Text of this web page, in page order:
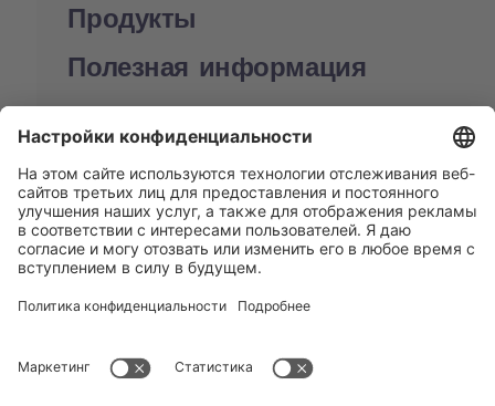
Продукты
Полезная информация
BUCHI World
Поддержка
Shop
Contact us
Быстрые ссылки